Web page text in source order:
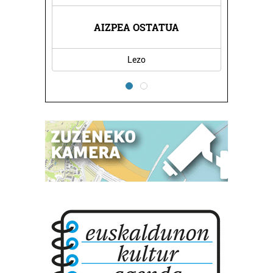
AIZPEA OSTATUA
Lezo